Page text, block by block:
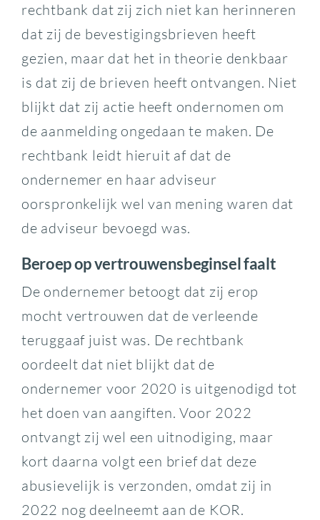
rechtbank dat zij zich niet kan herinneren
dat zij de bevestigingsbrieven heeft
gezien, maar dat het in theorie denkbaar
is dat zij de brieven heeft ontvangen. Niet
blijkt dat zij actie heeft ondernomen om
de aanmelding ongedaan te maken. De
rechtbank leidt hieruit af dat de
ondernemer en haar adviseur
oorspronkelijk wel van mening waren dat
de adviseur bevoegd was.
Beroep op vertrouwensbeginsel faalt
De ondernemer betoogt dat zij erop
mocht vertrouwen dat de verleende
teruggaaf juist was. De rechtbank
oordeelt dat niet blijkt dat de
ondernemer voor 2020 is uitgenodigd tot
het doen van aangiften. Voor 2022
ontvangt zij wel een uitnodiging, maar
kort daarna volgt een brief dat deze
abusievelijk is verzonden, omdat zij in
2022 nog deelneemt aan de KOR.